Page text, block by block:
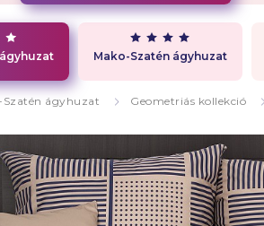
Mako-Szatén ágyhuzat
ágyhuzat Geometriás kollekció